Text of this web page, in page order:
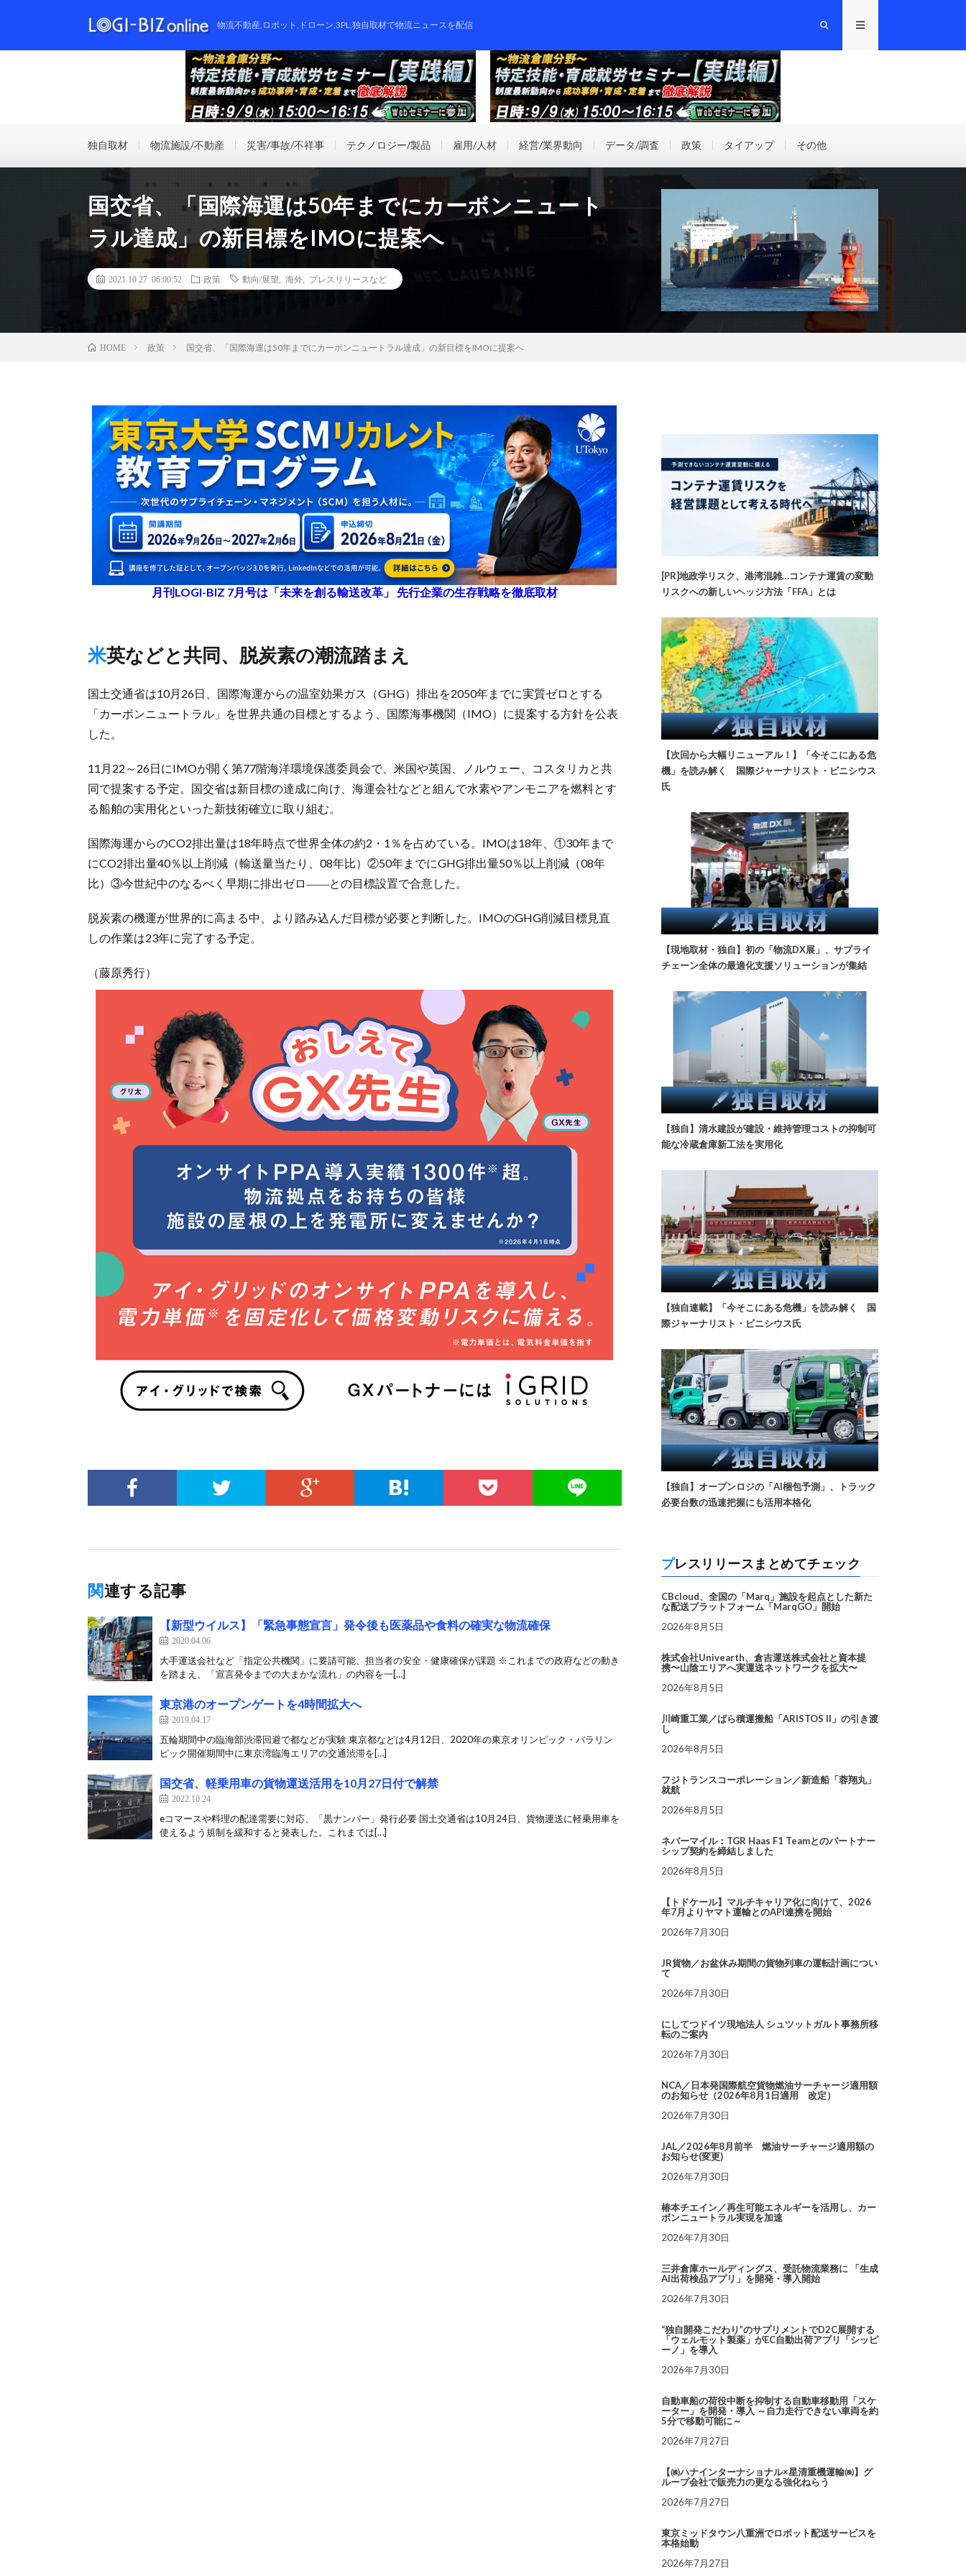
物流不動産,ロボット,ドローン,3PL,独自取材で物流ニュースを配信
独自取材 物流施設/不動産 災害/事故/不祥事 テクノロジー/製品 雇用/人材 経営/業界動向 データ/調査 政策 タイアップ その他
国交省、「国際海運は50年までにカーボンニュート
ラル達成」の新目標をIMOに提案へ
2021.10.27 06:00:52 政策 動向/展望 海外 プレスリリースなど
HOME 政策 国交省、「国際海運は50年までにカーボンニュートラル達成」の新目標をIMOに提案へ
月刊LOGI-BIZ 7月号は「未来を創る輸送改革」 先行企業の生存戦略を徹底取材
米英などと共同、脱炭素の潮流踏まえ
国土交通省は10月26日、国際海運からの温室効果ガス（GHG）排出を2050年までに実質ゼロとする
「カーボンニュートラル」を世界共通の目標とするよう、国際海事機関（IMO）に提案する方針を公表
した。
11月22～26日にIMOが開く第77階海洋環境保護委員会で、米国や英国、ノルウェー、コスタリカと共
同で提案する予定。国交省は新目標の達成に向け、海運会社などと組んで水素やアンモニアを燃料とす
る船舶の実用化といった新技術確立に取り組む。
国際海運からのCO2排出量は18年時点で世界全体の約2・1％を占めている。IMOは18年、①30年まで
にCO2排出量40％以上削減（輸送量当たり、08年比）②50年までにGHG排出量50％以上削減（08年
比）③今世紀中のなるべく早期に排出ゼロ――との目標設置で合意した。
脱炭素の機運が世界的に高まる中、より踏み込んだ目標が必要と判断した。IMOのGHG削減目標見直
しの作業は23年に完了する予定。
（藤原秀行）
関連する記事
【新型ウイルス】「緊急事態宣言」発令後も医薬品や食料の確実な物流確保
2020.04.06
大手運送会社など「指定公共機関」に要請可能、担当者の安全・健康確保が課題 ※これまでの政府などの動き
を踏まえ、「宣言発令までの大まかな流れ」の内容を一[…]
東京港のオープンゲートを4時間拡大へ
2019.04.17
五輪期間中の臨海部渋滞回避で都などが実験 東京都などは4月12日、2020年の東京オリンピック・パラリン
ピック開催期間中に東京湾臨海エリアの交通渋滞を[…]
国交省、軽乗用車の貨物運送活用を10月27日付で解禁
2022.10.24
eコマースや料理の配達需要に対応、「黒ナンバー」発行必要 国土交通省は10月24日、貨物運送に軽乗用車を
使えるよう規制を緩和すると発表した。これまでは[…]
[PR]地政学リスク、港湾混雑…コンテナ運賃の変動
リスクへの新しいヘッジ方法「FFA」とは
【次回から大幅リニューアル！】「今そこにある危
機」を読み解く 国際ジャーナリスト・ビニシウス
氏
【現地取材・独自】初の「物流DX展」、サプライ
チェーン全体の最適化支援ソリューションが集結
【独自】清水建設が建設・維持管理コストの抑制可
能な冷蔵倉庫新工法を実用化
【独自連載】「今そこにある危機」を読み解く 国
際ジャーナリスト・ビニシウス氏
【独自】オープンロジの「AI梱包予測」、トラック
必要台数の迅速把握にも活用本格化
プレスリリースまとめてチェック
CBcloud、全国の「Marq」施設を起点とした新た
な配送プラットフォーム「MarqGO」開始
2026年8月5日
株式会社Univearth、倉吉運送株式会社と資本提
携〜山陰エリアへ実運送ネットワークを拡大〜
2026年8月5日
川崎重工業／ばら積運搬船「ARISTOS II」の引き渡
し
2026年8月5日
フジトランスコーポレーション／新造船「蓉翔丸」
就航
2026年8月5日
ネバーマイル：TGR Haas F1 Teamとのパートナー
シップ契約を締結しました
2026年8月5日
【トドケール】マルチキャリア化に向けて、2026
年7月よりヤマト運輸とのAPI連携を開始
2026年7月30日
JR貨物／お盆休み期間の貨物列車の運転計画につい
て
2026年7月30日
にしてつドイツ現地法人 シュツットガルト事務所移
転のご案内
2026年7月30日
NCA／日本発国際航空貨物燃油サーチャージ適用額
のお知らせ（2026年8月1日適用 改定）
2026年7月30日
JAL／2026年8月前半 燃油サーチャージ適用額の
お知らせ(変更)
2026年7月30日
椿本チエイン／再生可能エネルギーを活用し、カー
ボンニュートラル実現を加速
2026年7月30日
三井倉庫ホールディングス、受託物流業務に 「生成
AI出荷検品アプリ」を開発・導入開始
2026年7月30日
“独自開発こだわり”のサプリメントでD2C展開する
「ウェルモット製薬」がEC自動出荷アプリ「シッピ
ーノ」を導入
2026年7月30日
自動車船の荷役中断を抑制する自動車移動用「スケ
ーター」を開発・導入 ～自力走行できない車両を約
5分で移動可能に～
2026年7月27日
【㈱ハナインターナショナル×星清重機運輸㈱】グ
ループ会社で販売力の更なる強化ねらう
2026年7月27日
東京ミッドタウン八重洲でロボット配送サービスを
本格始動
2026年7月27日